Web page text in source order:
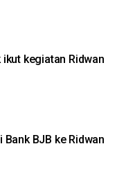
kegiatan Ridwan
BJB ke Ridwan